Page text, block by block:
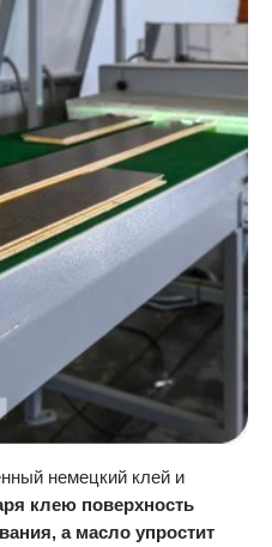
немецкий клей и
клею поверхность
а масло упростит